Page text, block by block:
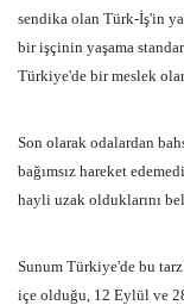
sendika olan Türk-İş'in
bir işçinin yaşama
Türkiye'de bir meslek
Son olarak odalardan
bağımsız hareket
hayli uzak olduklarını
Sunum Türkiye'de bu
içe olduğu, 12 Eylül ve